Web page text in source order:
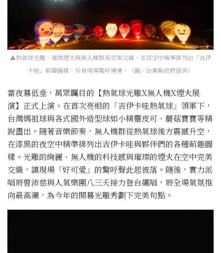
▲熱氣球光雕、璀璨煙火與無人機群飛完美交織，在夜空中精準排列出「吉伊
卡哇」萌趣圖樣，引發現場驚呼連連。（圖／台東縣政府提供）
當夜幕低垂，萬眾矚目的【熱氣球光雕X無人機X煙火展
演】正式上演。在首次亮相的「吉伊卡哇熱氣球」領軍下，
台灣媽祖球與各式國外造型球如小精靈皮可、蘑菇寶寶等精
銳盡出。隨著音樂節奏，無人機群從熱氣球後方震撼升空，
在漆黑的夜空中精準排列出吉伊卡哇與夥伴們的各種萌趣圖
樣。光雕的絢麗、無人機的科技感與璀璨的煙火在空中完美
交織，讓現場「好可愛」的驚呼聲此起彼落。隨後，實力派
唱將曾沛慈與人氣樂團八三夭接力登台飆唱，將全場氣氛推
向最高潮，為今年的開幕光雕秀劃下完美句點。